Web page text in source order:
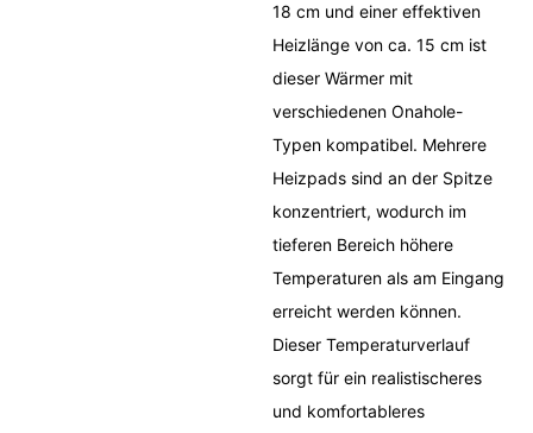
18 cm und einer effektiven
Heizlänge von ca. 15 cm ist
dieser Wärmer mit
verschiedenen Onahole-
Typen kompatibel. Mehrere
Heizpads sind an der Spitze
konzentriert, wodurch im
tieferen Bereich höhere
Temperaturen als am Eingang
erreicht werden können.
Dieser Temperaturverlauf
sorgt für ein realistischeres
und komfortableres